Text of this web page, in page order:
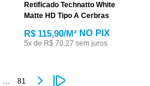
Retificado Technatto White
Matte HD Tipo A Cerbras
R$ 115,90/M² NO PIX
5x de R$ 70,27 sem juros
… 81